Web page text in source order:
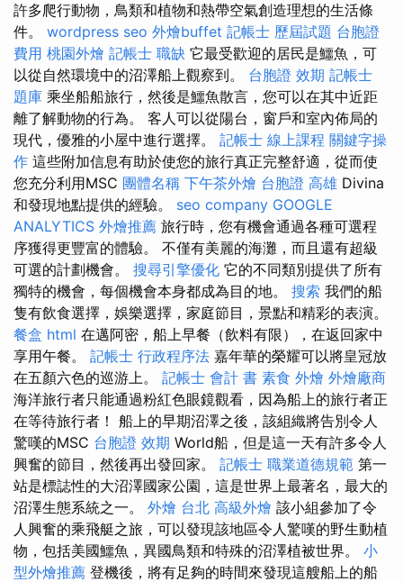
許多爬行動物，鳥類和植物和熱帶空氣創造理想的生活條
件。 wordpress seo 外燴buffet 記帳士 歷屆試題 台胞證
費用 桃園外燴 記帳士 職缺 它最受歡迎的居民是鱷魚，可
以從自然環境中的沼澤船上觀察到。 台胞證 效期 記帳士
題庫 乘坐船船旅行，然後是鱷魚散言，您可以在其中近距
離了解動物的行為。 客人可以從陽台，窗戶和室內佈局的
現代，優雅的小屋中進行選擇。 記帳士 線上課程 關鍵字操
作 這些附加信息有助於使您的旅行真正完整舒適，從而使
您充分利用MSC 團體名稱 下午茶外燴 台胞證 高雄 Divina
和發現地點提供的經驗。 seo company GOOGLE
ANALYTICS 外燴推薦 旅行時，您有機會通過各種可選程
序獲得更豐富的體驗。 不僅有美麗的海灘，而且還有超級
可選的計劃機會。 搜尋引擎優化 它的不同類別提供了所有
獨特的機會，每個機會本身都成為目的地。 搜索 我們的船
隻有飲食選擇，娛樂選擇，家庭節目，景點和精彩的表演。
餐盒 html 在邁阿密，船上早餐（飲料有限），在返回家中
享用午餐。 記帳士 行政程序法 嘉年華的榮耀可以將皇冠放
在五顏六色的巡游上。 記帳士 會計 書 素食 外燴 外燴廠商
海洋旅行者只能通過粉紅色眼鏡觀看，因為船上的旅行者正
在等待旅行者！ 船上的早期沼澤之後，該組織將告別令人
驚嘆的MSC 台胞證 效期 World船，但是這一天有許多令人
興奮的節目，然後再出發回家。 記帳士 職業道德規範 第一
站是標誌性的大沼澤國家公園，這是世界上最著名，最大的
沼澤生態系統之一。 外燴 台北 高級外燴 該小組參加了令
人興奮的乘飛艇之旅，可以發現該地區令人驚嘆的野生動植
物，包括美國鱷魚，異國鳥類和特殊的沼澤植被世界。 小
型外燴推薦 登機後，將有足夠的時間來發現這艘船上的船